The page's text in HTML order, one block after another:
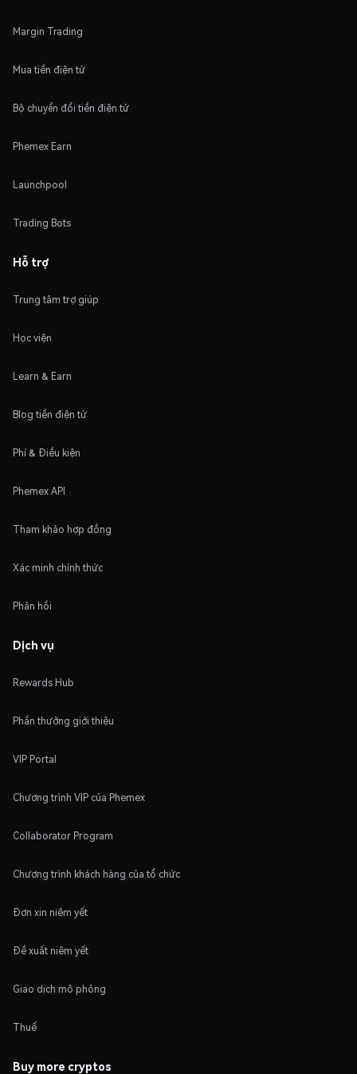
Margin Trading
Mua tiền điện tử
Bộ chuyển đổi tiền điện tử
Phemex Earn
Launchpool
Trading Bots
Hỗ trợ
Trung tâm trợ giúp
Học viện
Learn & Earn
Blog tiền điện tử
Phí & Điều kiện
Phemex API
Tham khảo hợp đồng
Xác minh chính thức
Phản hồi
Dịch vụ
Rewards Hub
Phần thưởng giới thiệu
VIP Portal
Chương trình VIP của Phemex
Collaborator Program
Chương trình khách hàng của tổ chức
Đơn xin niêm yết
Đề xuất niêm yết
Giao dịch mô phỏng
Thuế
Buy more cryptos